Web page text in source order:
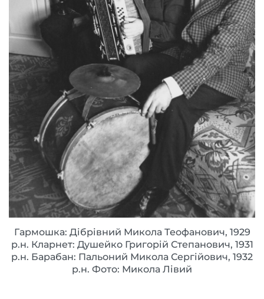
Гармошка: Дібрівний Микола Теофанович, 1929
р.н. Кларнет: Душейко Григорій Степанович, 1931
р.н. Барабан: Пальоний Микола Сергійович, 1932
р.н. Фото: Микола Лівий